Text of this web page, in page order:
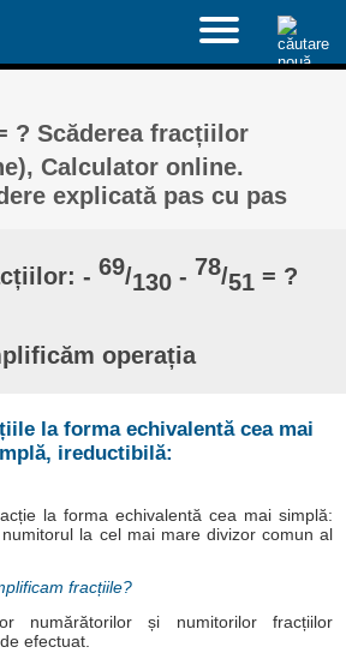
? Scăderea fracțiilor
Calculator online.
explicată pas cu pas
- 69/130 - 78/51 = ?
operația
la forma echivalentă cea mai
ireductibilă:
la forma echivalentă cea mai simplă:
la cel mai mare divizor comun al
fracțiile?
numărătorilor și numitorilor fracțiilor
efectuat.